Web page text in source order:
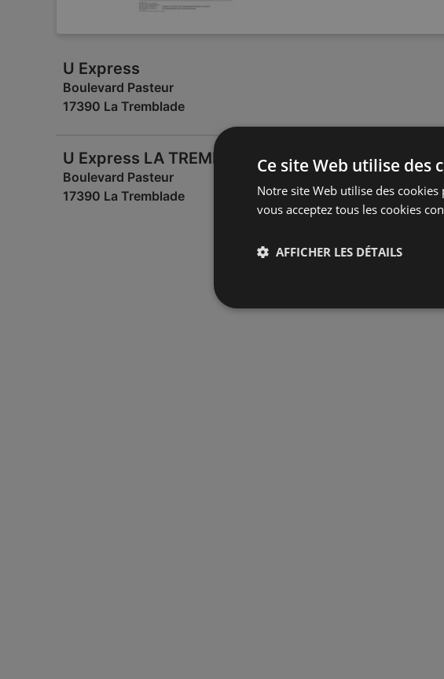
U Express
Boulevard Pasteur
17390 La Tremblade
U Express LA TREMBLADE
Boulevard Pasteur
17390 La Tremblade
Ce site Web utilise des
Notre site Web utilise des
vous acceptez tous les cookies
AFFICHER LES DÉTAILS